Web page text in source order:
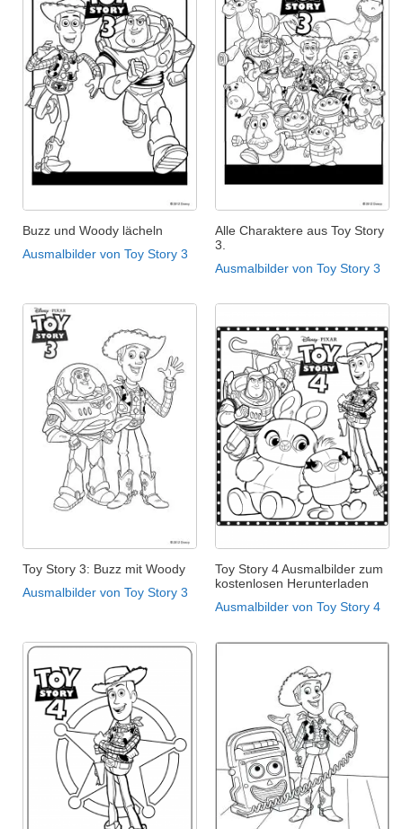
Buzz und Woody lächeln
Ausmalbilder von Toy Story 3
Alle Charaktere aus Toy Story
3.
Ausmalbilder von Toy Story 3
Toy Story 3: Buzz mit Woody
Ausmalbilder von Toy Story 3
Toy Story 4 Ausmalbilder zum
kostenlosen Herunterladen
Ausmalbilder von Toy Story 4